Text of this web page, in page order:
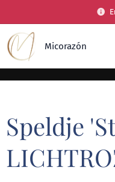
Micorazón
Speldje